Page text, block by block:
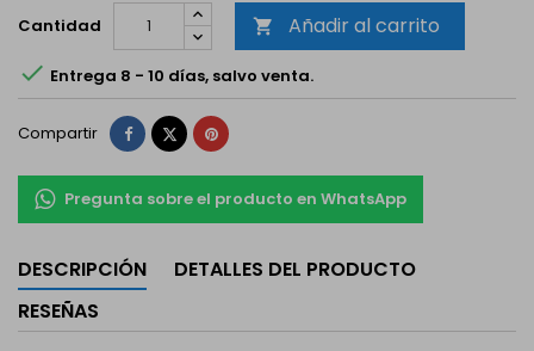
Cantidad  Añadir al carrito
 Entrega 8 - 10 días, salvo venta.
Compartir Compartir
TuitearPinterest
Pregunta sobre el producto en WhatsApp
DESCRIPCIÓN
DETALLES DEL PRODUCTO
RESEÑAS